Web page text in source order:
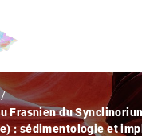
Frasnien du
: sédimentologie et